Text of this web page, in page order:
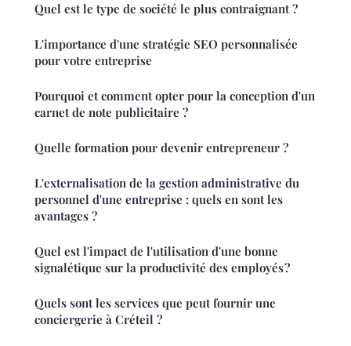
Quel est le type de société le plus contraignant ?
L'importance d'une stratégie SEO personnalisée
pour votre entreprise
Pourquoi et comment opter pour la conception d'un
carnet de note publicitaire ?
Quelle formation pour devenir entrepreneur ?
L'externalisation de la gestion administrative du
personnel d'une entreprise : quels en sont les
avantages ?
Quel est l'impact de l'utilisation d'une bonne
signalétique sur la productivité des employés ?
Quels sont les services que peut fournir une
conciergerie à Créteil ?